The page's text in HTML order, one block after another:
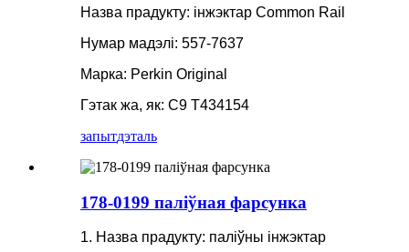
Назва прадукту: інжэктар Common Rail
Нумар мадэлі: 557-7637
Марка: Perkin Original
Гэтак жа, як: C9 T434154
запытдэталь
178-0199 паліўная фарсунка
1. Назва прадукту: паліўны інжэктар